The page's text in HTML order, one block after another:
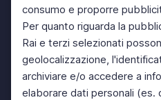
consumo e proporre
Per quanto riguarda la
Rai e terzi selezionati
geolocalizzazione,
archiviare e/o accedere a
elaborare dati personali (es.